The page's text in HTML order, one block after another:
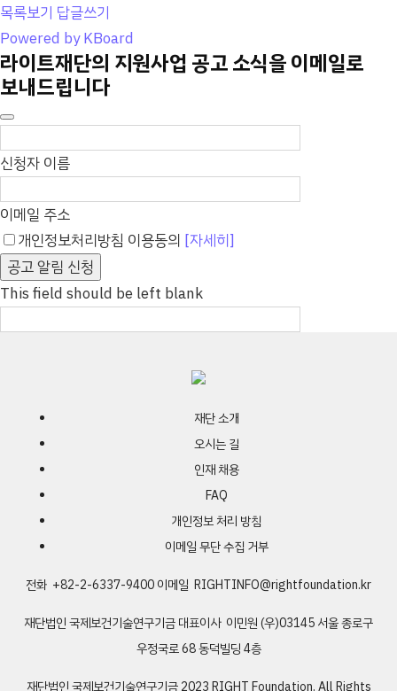
목록보기 답글쓰기
Powered by KBoard
라이트재단의 지원사업 공고 소식을 이메일로
보내드립니다
신청자 이름
이메일 주소
개인정보처리방침 이용동의 [자세히]
공고 알림 신청
This field should be left blank
재단 소개
오시는 길
인재 채용
FAQ
개인정보 처리 방침
이메일 무단 수집 거부
전화 +82-2-6337-9400이메일 RIGHTINFO@rightfoundation.kr
재단법인 국제보건기술연구기금대표이사 이민원(우)03145 서울 종로구
우정국로 68 동덕빌딩 4층
재단법인 국제보건기술연구기금2023 RIGHT Foundation. All Rights